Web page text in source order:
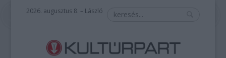
2026. augusztus 8. – László